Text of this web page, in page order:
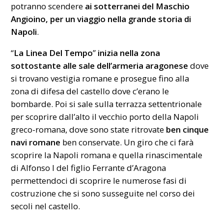
potranno scendere ai sotterranei del Maschio
Angioino, per un viaggio nella grande storia di
Napoli.
“La Linea Del Tempo” inizia nella zona
sottostante alle sale dell’armeria aragonese dove
si trovano vestigia romane e prosegue fino alla
zona di difesa del castello dove c’erano le
bombarde. Poi si sale sulla terrazza settentrionale
per scoprire dall’alto il vecchio porto della Napoli
greco-romana, dove sono state ritrovate ben cinque
navi romane ben conservate. Un giro che ci farà
scoprire la Napoli romana e quella rinascimentale
di Alfonso I del figlio Ferrante d’Aragona
permettendoci di scoprire le numerose fasi di
costruzione che si sono susseguite nel corso dei
secoli nel castello.